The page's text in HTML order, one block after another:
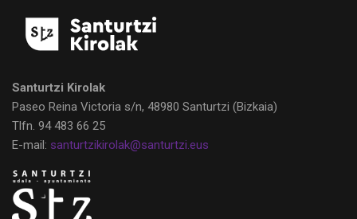
Santurtzi Kirolak
Paseo Reina Victoria s/n, 48980 Santurtzi (Bizkaia)
Tlfn. 94 483 66 25
E-mail: santurtzikirolak@santurtzi.eus